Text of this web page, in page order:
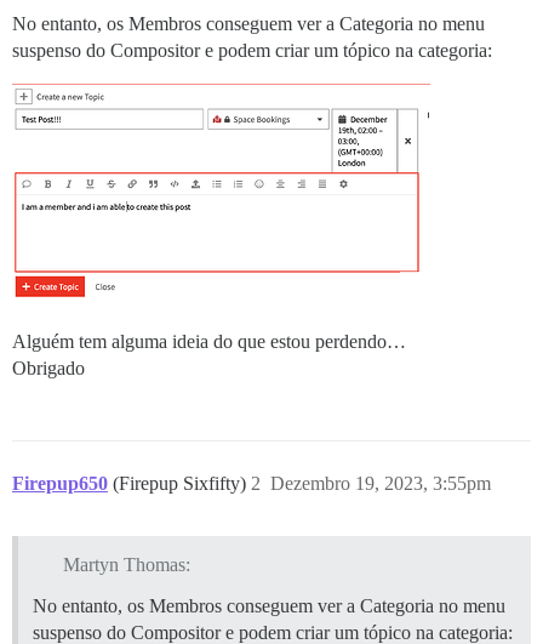
No entanto, os Membros conseguem ver a Categoria no menu
suspenso do Compositor e podem criar um tópico na categoria:
Alguém tem alguma ideia do que estou perdendo…
Obrigado
Firepup650 (Firepup Sixfifty) Dezembro 19, 2023, 3:55pm
2
Martyn Thomas:
No entanto, os Membros conseguem ver a Categoria no menu
suspenso do Compositor e podem criar um tópico na categoria: